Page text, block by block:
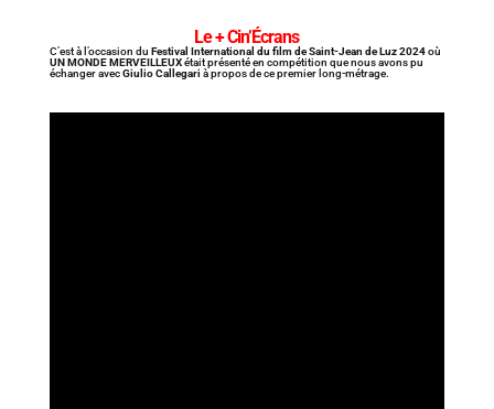
Le + Cin’Écrans
C’est à l’occasion du Festival International du film de Saint-Jean de Luz 2024où
UN MONDE MERVEILLEUXétait présenté en compétition que nous avons pu
échanger avecGiulio Callegari à propos de ce premier long-métrage.